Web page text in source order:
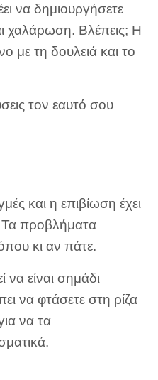
να δημιουργήσετε
χαλάρωση. Βλέπεις; Η
με τη δουλειά και το
τον εαυτό σου
και η επιβίωση έχει
Τα προβλήματα
κι αν πάτε.
να είναι σημάδι
να φτάσετε στη ρίζα
να τα